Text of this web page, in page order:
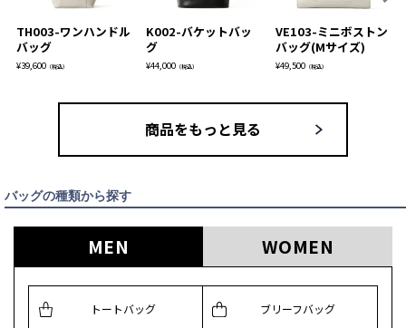
TH003-ワンハンドル
バッグ
¥39,600 （税込）
K002-バケットバッ
グ
¥44,000 （税込）
VE103-ミニボストン
バッグ(Mサイズ)
¥49,500 （税込）
商品をもっと見る
バッグの種類から探す
MEN WOMEN
トートバッグ ブリーフバッグ